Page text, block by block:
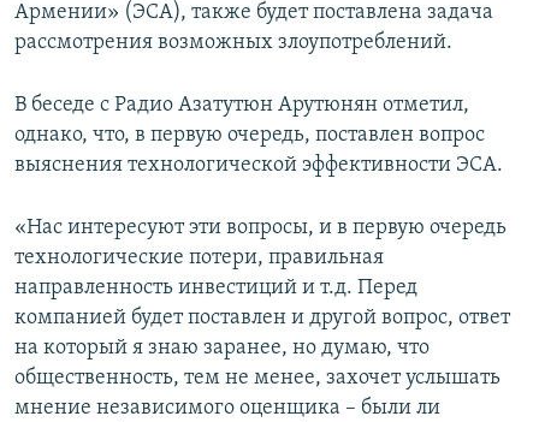
Армении» (ЭСА), также будет поставлена задача
рассмотрения возможных злоупотреблений.
В беседе с Радио Азатутюн Арутюнян отметил,
однако, что, в первую очередь, поставлен вопрос
выяснения технологической эффективности ЭСА.
«Нас интересуют эти вопросы, и в первую очередь
технологические потери, правильная
направленность инвестиций и т.д. Перед
компанией будет поставлен и другой вопрос, ответ
на который я знаю заранее, но думаю, что
общественность, тем не менее, захочет услышать
мнение независимого оценщика – были ли